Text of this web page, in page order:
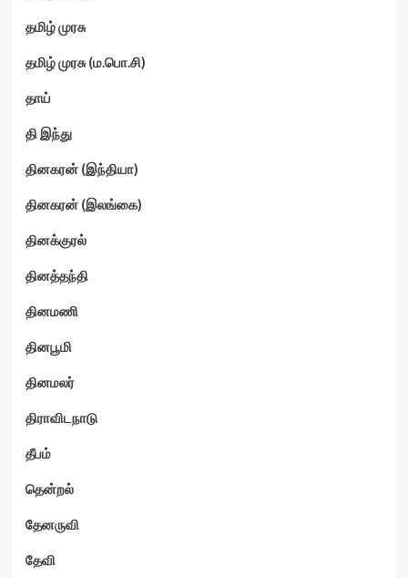
தமிழ் முரசு
தமிழ் முரசு (ம.பொ.சி)
தாய்
தி இந்து
தினகரன் (இந்தியா)
தினகரன் (இலங்கை)
தினக்குரல்
தினத்தந்தி
தினமணி
தினபூமி
தினமலர்
திராவிடநாடு
தீபம்
தென்றல்
தேனருவி
தேவி